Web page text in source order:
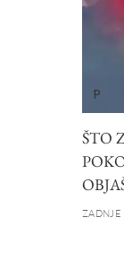
P
ŠTO
ZADNJE